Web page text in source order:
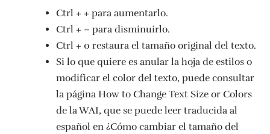
Ctrl + + para aumentarlo.
Ctrl + – para disminuirlo.
Ctrl + 0 restaura el tamaño original del texto.
Si lo que quiere es anular la hoja de estilos o
modificar el color del texto, puede consultar
la página How to Change Text Size or Colors
de la WAI, que se puede leer traducida al
español en ¿Cómo cambiar el tamaño del